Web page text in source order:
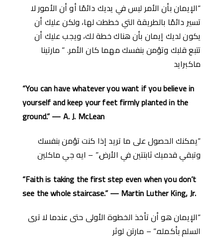
“الإيمان بأن الأمر ليس في يديك دائمًا أو أن الأمور لا
تسير دائمًا بالطريقة التي خططت لها، ولكن عليك أن
يكون لديك إيمان بأن هناك خطة لك، ويجب عليك أن
تتبع قلبك وتؤمن بنفسك مهما كان الأمر. ” مارتينا
ماكبرايد
“You can have whatever you want if you believe in
yourself and keep your feet firmly planted in the
ground.” — A. J. McLean
“يمكنك الحصول على ما تريد إذا كنت تؤمن بنفسك
وتبقي قدميك ثابتتين في الأرض.” – ايه جي ماكلين
“Faith is taking the first step even when you don’t
see the whole staircase.” — Martin Luther King, Jr.
“الإيمان هو أن تأخذ الخطوة الأولى حتى عندما لا ترى
السلم بأكمله.” – مارتن لوثر